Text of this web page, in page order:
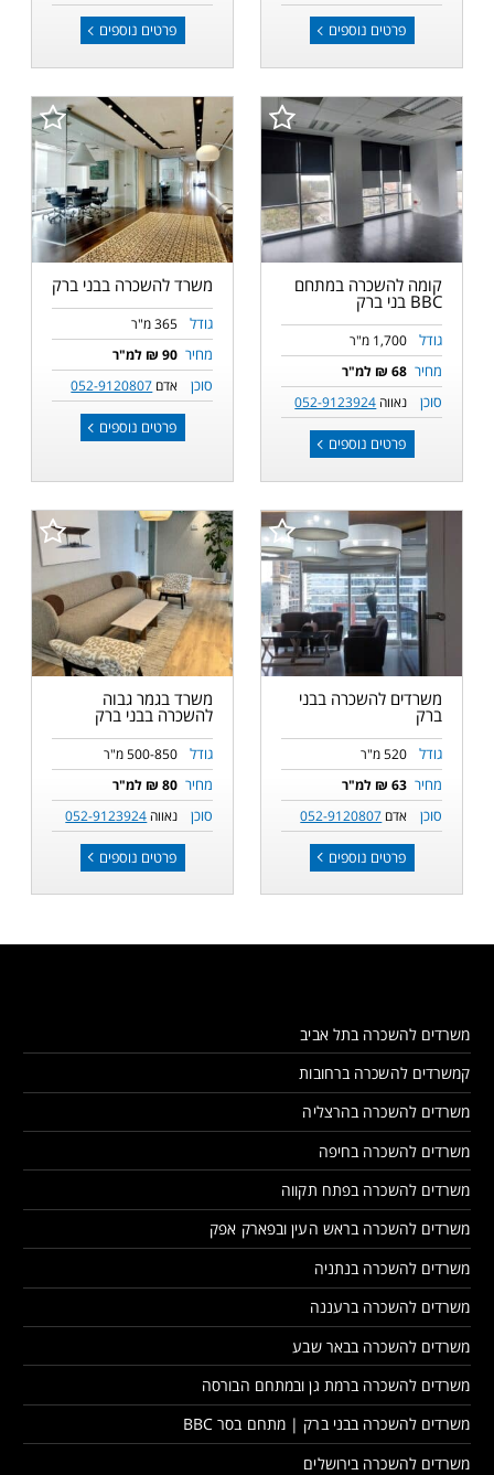
פרטים נוספים פרטים נוספים
קומה להשכרה במתחם
BBC בני ברק
גודל 1,700 מ"ר
מחיר 68 ₪ למ"ר
סוכן נאווה 052-9123924
פרטים נוספים
משרד להשכרה בבני ברק
גודל 365 מ"ר
מחיר 90 ₪ למ"ר
סוכן אדם 052-9120807
פרטים נוספים
משרדים להשכרה בבני
ברק
גודל 520 מ"ר
מחיר 63 ₪ למ"ר
סוכן אדם 052-9120807
פרטים נוספים
משרד בגמר גבוה
להשכרה בבני ברק
גודל 500-850 מ"ר
מחיר 80 ₪ למ"ר
סוכן נאווה 052-9123924
פרטים נוספים
משרדים להשכרה בתל אביב
קמשרדים להשכרה ברחובות
משרדים להשכרה בהרצליה
משרדים להשכרה בחיפה
משרדים להשכרה בפתח תקווה
משרדים להשכרה בראש העין ובפארק אפק
משרדים להשכרה בנתניה
משרדים להשכרה ברעננה
משרדים להשכרה בבאר שבע
משרדים להשכרה ברמת גן ובמתחם הבורסה
משרדים להשכרה בבני ברק | מתחם בסר BBC
משרדים להשכרה בירושלים